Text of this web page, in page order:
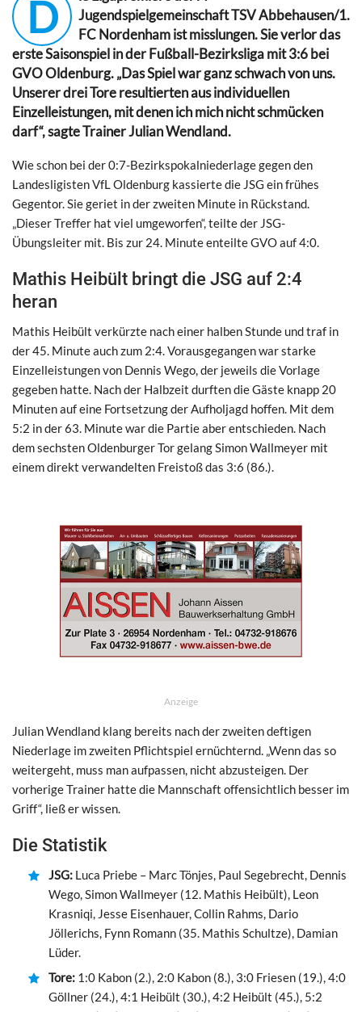
D
Jugendspielgemeinschaft TSV Abbehausen/1.
FC Nordenham ist misslungen. Sie verlor das
erste Saisonspiel in der Fußball-Bezirksliga mit 3:6 bei
GVO Oldenburg. „Das Spiel war ganz schwach von uns.
Unserer drei Tore resultierten aus individuellen
Einzelleistungen, mit denen ich mich nicht schmücken
darf“, sagte Trainer Julian Wendland.
Wie schon bei der 0:7-Bezirkspokalniederlage gegen den
Landesligisten VfL Oldenburg kassierte die JSG ein frühes
Gegentor. Sie geriet in der zweiten Minute in Rückstand.
„Dieser Treffer hat viel umgeworfen“, teilte der JSG-
Übungsleiter mit. Bis zur 24. Minute enteilte GVO auf 4:0.
Mathis Heibült bringt die JSG auf 2:4
heran
Mathis Heibült verkürzte nach einer halben Stunde und traf in
der 45. Minute auch zum 2:4. Vorausgegangen war starke
Einzelleistungen von Dennis Wego, der jeweils die Vorlage
gegeben hatte. Nach der Halbzeit durften die Gäste knapp 20
Minuten auf eine Fortsetzung der Aufholjagd hoffen. Mit dem
5:2 in der 63. Minute war die Partie aber entschieden. Nach
dem sechsten Oldenburger Tor gelang Simon Wallmeyer mit
einem direkt verwandelten Freistoß das 3:6 (86.).
Anzeige
Julian Wendland klang bereits nach der zweiten deftigen
Niederlage im zweiten Pflichtspiel ernüchternd. „Wenn das so
weitergeht, muss man aufpassen, nicht abzusteigen. Der
vorherige Trainer hatte die Mannschaft offensichtlich besser im
Griff“, ließ er wissen.
Die Statistik
JSG: Luca Priebe – Marc Tönjes, Paul Segebrecht, Dennis
Wego, Simon Wallmeyer (12. Mathis Heibült), Leon
Krasniqi, Jesse Eisenhauer, Collin Rahms, Dario
Jöllerichs, Fynn Romann (35. Mathis Schultze), Damian
Lüder.
Tore: 1:0 Kabon (2.), 2:0 Kabon (8.), 3:0 Friesen (19.), 4:0
Göllner (24.), 4:1 Heibült (30.), 4:2 Heibült (45.), 5:2